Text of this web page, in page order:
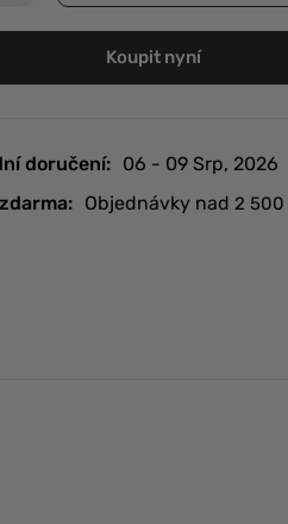
Koupit nyní
doručení: 06 - 09 Srp, 2026
Objednávky nad 2 500